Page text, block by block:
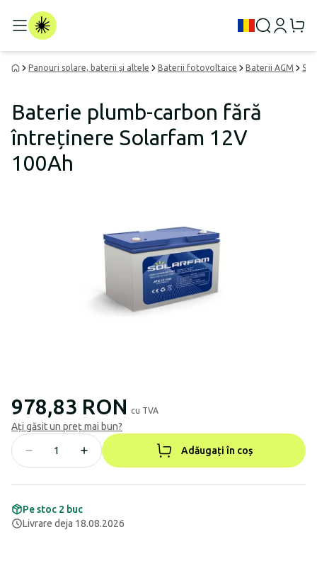
Panouri solare, baterii și altele Baterii fotovoltaice Baterii AGM
Baterie plumb-carbon fără
întreținere Solarfam 12V
100Ah
978,83 RON cu TVA
Ați găsit un preț mai bun?
Adăugați în coș
Pe stoc 2 buc
Livrare deja 18.08.2026